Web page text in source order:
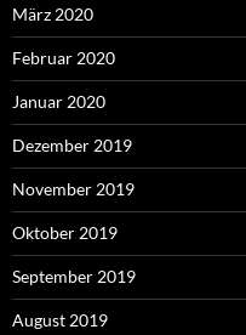
März 2020
Februar 2020
Januar 2020
Dezember 2019
November 2019
Oktober 2019
September 2019
August 2019